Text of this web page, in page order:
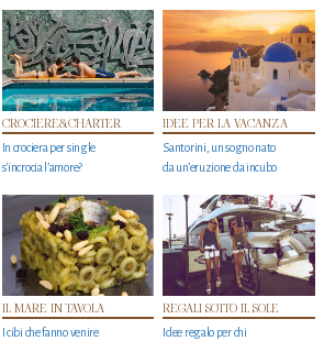
CROCIERE&CHARTER
In crociera per single
s'incrocia l’amore?
IDEE PER LA VACANZA
Santorini, un sogno nato
da un’eruzione da incubo
IL MARE IN TAVOLA
I cibi che fanno venire
REGALI SOTTO IL SOLE
Idee regalo per chi